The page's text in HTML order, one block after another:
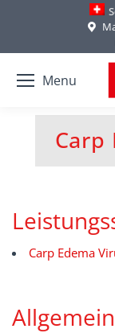
Menu
Carp
Carp Edema